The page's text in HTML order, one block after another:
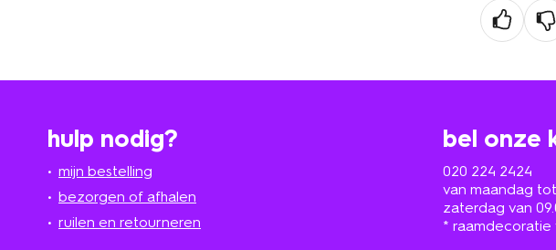
hulp nodig?
mijn bestelling
bezorgen of afhalen
ruilen en retourneren
bel onze
020 224 2424
van maandag
zaterdag van
* raamdecoratie